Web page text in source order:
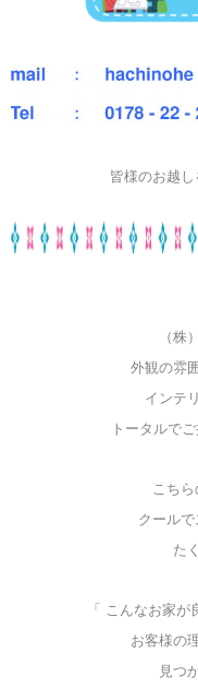
皆様のお越し
（株
外観の雰
インテ
トータルで
こち
クール
た
「 こんなお家
お客様の
見つ